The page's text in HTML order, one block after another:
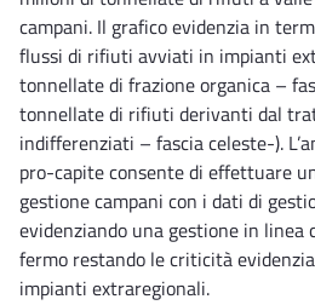
campani. Il grafico evidenzia in
flussi di rifiuti avviati in impianti
tonnellate di frazione organica –
tonnellate di rifiuti derivanti dal
indifferenziati – fascia celeste-).
pro-capite consente di effettuare
gestione campani con i dati di
evidenziando una gestione in linea
fermo restando le criticità
impianti extraregionali.